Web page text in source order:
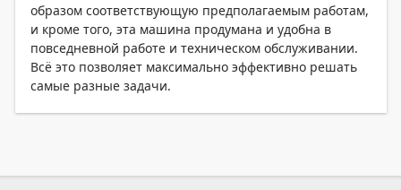
образом соответствующую предполагаемым работам,
и кроме того, эта машина продумана и удобна в
повседневной работе и техническом обслуживании.
Всё это позволяет максимально эффективно решать
самые разные задачи.